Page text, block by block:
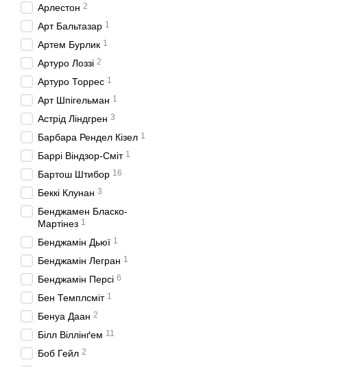
Арлестон 2
Арт Бальтазар 1
Артем Бурлик 1
Артуро Лоззі 2
Артуро Торрес 1
Арт Шпігельман 1
Астрід Ліндгрен 3
Барбара Рендел Кізел 1
Баррі Віндзор-Сміт 1
Бартош Штибор 16
Беккі Клунан 3
Бенджамен Бласко-
Мартінез 1
Бенджамін Дьюї 1
Бенджамін Легран 1
Бенджамін Персі 6
Бен Темплсміт 1
Бенуа Даан 2
Білл Віллінґем 11
Боб Гейл 2